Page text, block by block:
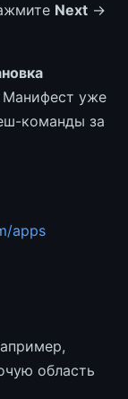
Next →
Манифест уже
команды за
apps
область